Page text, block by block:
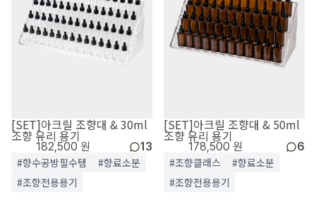
[SET]아크릴 조향대 & 30ml
조향 유리 용기
182,500 원 13
#향수공방필수템
#향료소분
#조향전용용기
[SET]아크릴 조향대 & 50ml
조향 유리 용기
178,500 원 6
#조향클래스
#향료소분
#조향전용용기